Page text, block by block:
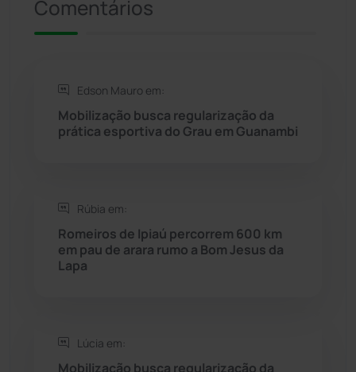
Rio do Pires
Sebastião Laranjeiras
Comentários
Edson Mauro em:
Mobilização busca regularização da
prática esportiva do Grau em Guanambi
Rúbia em:
Romeiros de Ipiaú percorrem 600 km
em pau de arara rumo a Bom Jesus da
Lapa
Lúcia em:
Mobilização busca regularização da